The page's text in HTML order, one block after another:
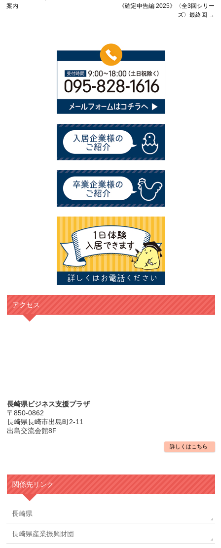
案内
《確定申告編 2025》〈全3回シリー
ズ〉最終回 →
アクセス
長崎県ビジネス支援プラザ
〒850-0862
長崎県長崎市出島町2-11
出島交流会館8F
詳しくはこちら
関係先リンク
長崎県
長崎県産業振興財団